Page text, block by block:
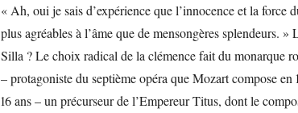
« Ah, oui je sais d’expérience que l’innocence et la force
plus agréables à l’âme que de mensongères splendeurs. »
Silla ? Le choix radical de la clémence fait du monarque
– protagoniste du septième opéra que Mozart compose en
16 ans – un précurseur de l’Empereur Titus, dont le